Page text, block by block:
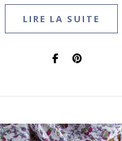
LIRE LA SUITE